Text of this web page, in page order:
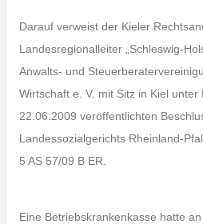
Darauf verweist der Kieler
Landesregionalleiter „Schleswig-
Anwalts- und
Wirtschaft e. V. mit Sitz in Kiel unter
22.06.2009 veröffentlichten
Landessozialgerichts Rheinland-
5 AS 57/09 B ER.
Eine Betriebskrankenkasse hatte